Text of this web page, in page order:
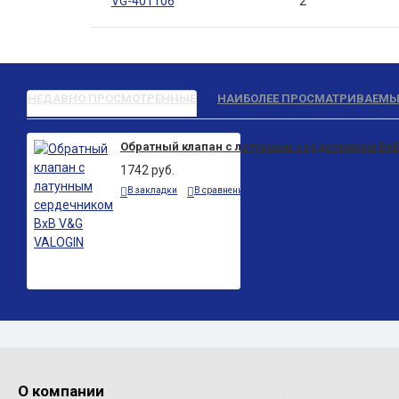
НЕДАВНО ПРОСМОТРЕННЫЕ НАИБОЛЕЕ
Обратный клапан с латунным сердечником ВхВ
1742 руб.
В закладки В сравнение
О компании